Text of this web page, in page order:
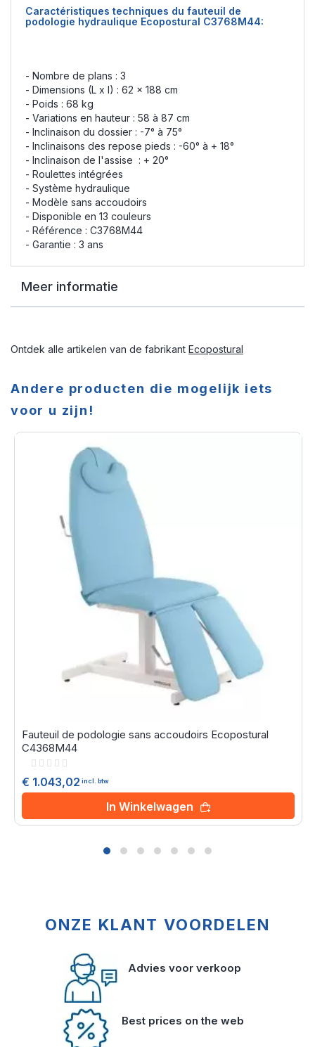
Caractéristiques techniques du fauteuil de
podologie hydraulique Ecopostural C3768M44:
- Nombre de plans : 3
- Dimensions (L x l) : 62 x 188 cm
- Poids : 68 kg
- Variations en hauteur : 58 à 87 cm
- Inclinaison du dossier : -7° à 75°
- Inclinaisons des repose pieds : -60° à + 18°
- Inclinaison de l'assise : + 20°
- Roulettes intégrées
- Système hydraulique
- Modèle sans accoudoirs
- Disponible en 13 couleurs
- Référence : C3768M44
- Garantie : 3 ans
Meer informatie
Ontdek alle artikelen van de fabrikant Ecopostural
Andere producten die mogelijk iets
voor u zijn!
Fauteuil de podologie sans accoudoirs Ecopostural
C4368M44
Rating:
€ 1.043,02 incl. btw
In Winkelwagen
ONZE KLANT VOORDELEN
Advies voor verkoop
Best prices on the web